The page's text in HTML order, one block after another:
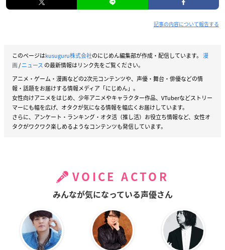
記事の内容について報告する
このページはkusuguru株式会社のにじめん編集部が作成・配信しています。 漫
画/ニュース の最新情報はリンク先をご覧ください。
アニメ・ゲーム・漫画などの2次元コンテンツや、声優・舞台・俳優などの情
報・話題をお届けする情報メディア「にじめん」。
女性向けアニメをはじめ、少年アニメやキャラクター作品、VTuberなどストリー
マーにも幅を広げ、オタクが気になる情報を幅広くお届けしています。
さらに、アンケート・ランキング・オタ活（推し活）お役立ち情報など、女性オ
タクがワクワク楽しめるようなコンテンツも発信しています。
VOICE ACTOR
みんなが気になっている声優さん